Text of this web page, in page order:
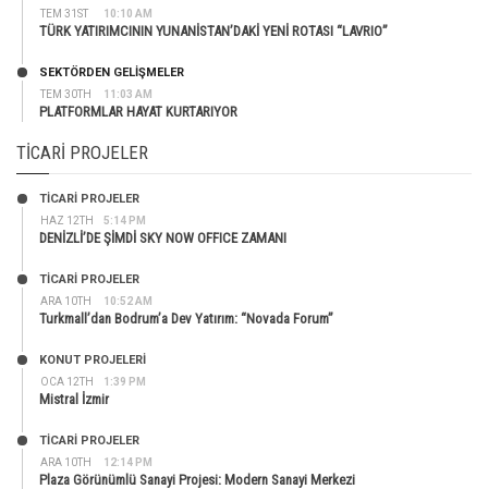
TEM 31ST 10:10 AM
TÜRK YATIRIMCININ YUNANİSTAN’DAKİ YENİ ROTASI “LAVRIO”
TEM 30TH 11:03 AM
SEKTÖRDEN GELIŞMELER
PLATFORMLAR HAYAT KURTARIYOR
TICARI PROJELER
HAZ 12TH 5:14 PM
TİCARİ PROJELER
DENİZLİ’DE ŞİMDİ SKY NOW OFFICE ZAMANI
ARA 10TH 10:52 AM
TİCARİ PROJELER
Turkmall’dan Bodrum’a Dev Yatırım: “Novada Forum”
OCA 12TH 1:39 PM
KONUT PROJELERI
Mistral İzmir
ARA 10TH 12:14 PM
TİCARİ PROJELER
Plaza Görünümlü Sanayi Projesi: Modern Sanayi Merkezi